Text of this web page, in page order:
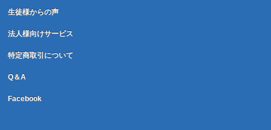
生徒様からの声
法人様向けサービス
特定商取引について
Q＆A
Facebook